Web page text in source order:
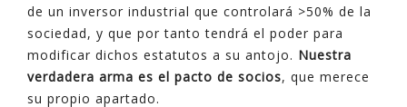
de un inversor industrial que controlará >50% de la
sociedad, y que por tanto tendrá el poder para
modificar dichos estatutos a su antojo. Nuestra
verdadera arma es el pacto de socios, que merece
su propio apartado.